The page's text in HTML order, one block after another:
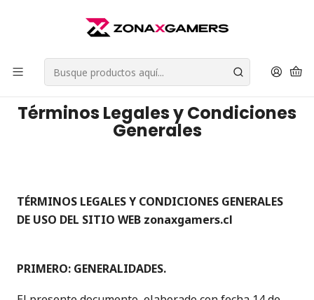
Retiros en Providencia
Leer más
Inicio Términos Legales y Condiciones Generales
Términos Legales y Condiciones
Generales
TÉRMINOS LEGALES Y CONDICIONES GENERALES
DE USO DEL SITIO WEB zonaxgamers.cl
PRIMERO: GENERALIDADES.